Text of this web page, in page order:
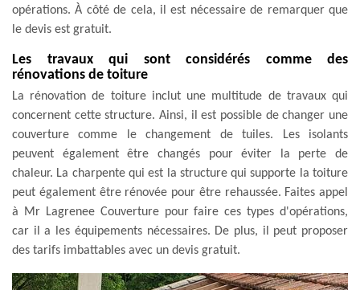
opérations. À côté de cela, il est nécessaire de remarquer que
le devis est gratuit.
Les travaux qui sont considérés comme des
rénovations de toiture
La rénovation de toiture inclut une multitude de travaux qui
concernent cette structure. Ainsi, il est possible de changer une
couverture comme le changement de tuiles. Les isolants
peuvent également être changés pour éviter la perte de
chaleur. La charpente qui est la structure qui supporte la toiture
peut également être rénovée pour être rehaussée. Faites appel
à Mr Lagrenee Couverture pour faire ces types d'opérations,
car il a les équipements nécessaires. De plus, il peut proposer
des tarifs imbattables avec un devis gratuit.